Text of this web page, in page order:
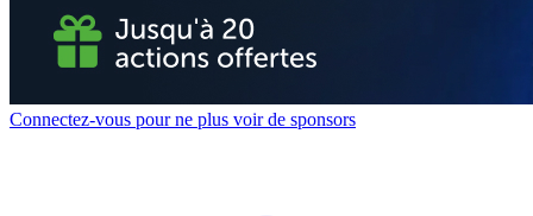
Connectez-vous pour ne plus voir de sponsors